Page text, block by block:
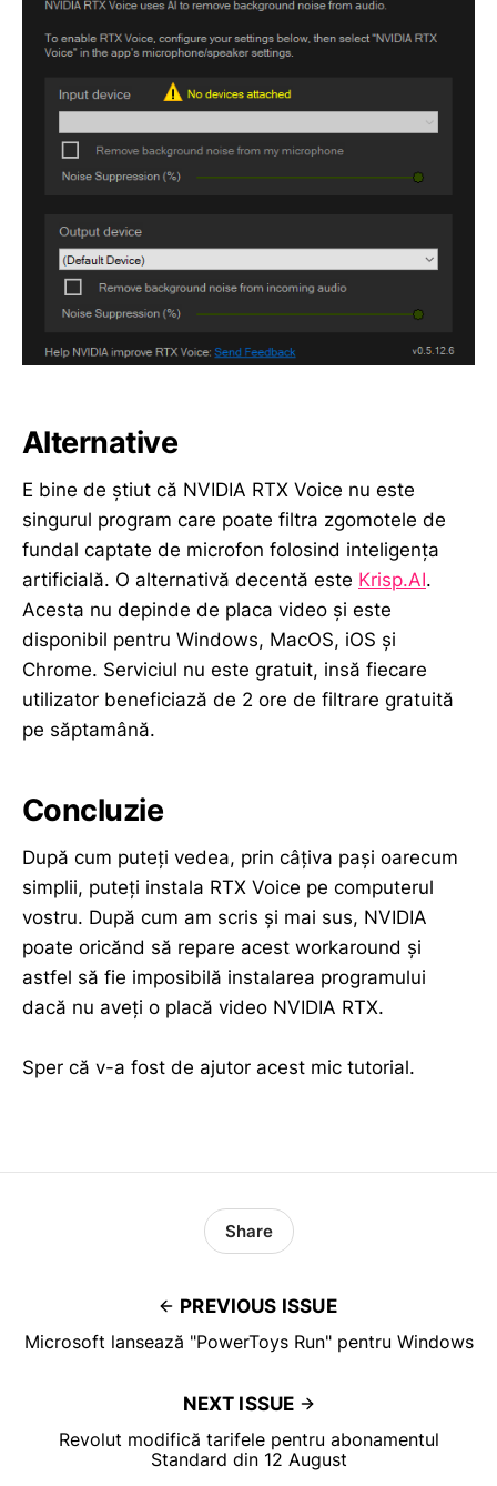
Alternative
E bine de știut că NVIDIA RTX Voice nu este
singurul program care poate filtra zgomotele de
fundal captate de microfon folosind inteligența
artificială. O alternativă decentă este Krisp.AI.
Acesta nu depinde de placa video și este
disponibil pentru Windows, MacOS, iOS și
Chrome. Serviciul nu este gratuit, insă fiecare
utilizator beneficiază de 2 ore de filtrare gratuită
pe săptamână.
Concluzie
După cum puteți vedea, prin câțiva pași oarecum
simplii, puteți instala RTX Voice pe computerul
vostru. După cum am scris și mai sus, NVIDIA
poate oricănd să repare acest workaround și
astfel să fie imposibilă instalarea programului
dacă nu aveți o placă video NVIDIA RTX.
Sper că v-a fost de ajutor acest mic tutorial.
PREVIOUS ISSUE
Microsoft lansează "PowerToys Run" pentru Windows
Share
NEXT ISSUE
Revolut modifică tarifele pentru abonamentul
Standard din 12 August